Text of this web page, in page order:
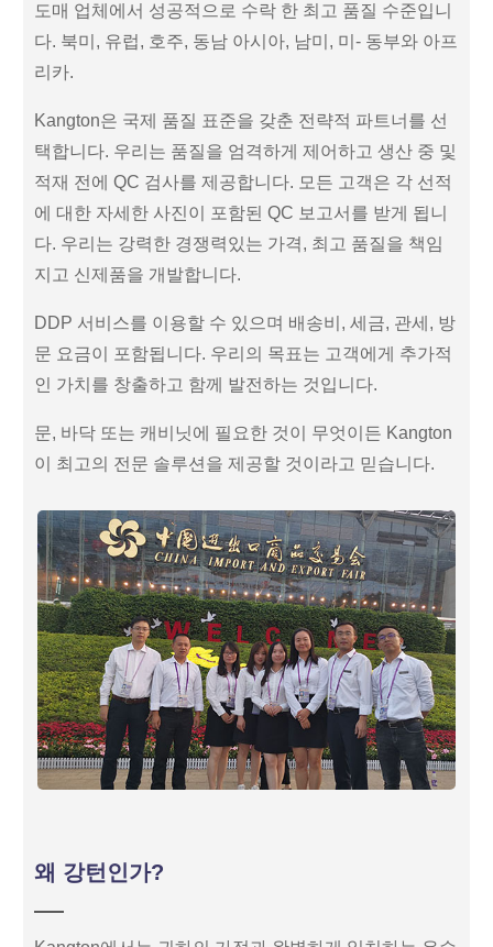
도매 업체에서 성공적으로 수락 한 최고 품질 수준입니
다. 북미, 유럽, 호주, 동남 아시아, 남미, 미- 동부와 아프
리카.
Kangton은 국제 품질 표준을 갖춘 전략적 파트너를 선
택합니다. 우리는 품질을 엄격하게 제어하고 생산 중 및
적재 전에 QC 검사를 제공합니다. 모든 고객은 각 선적
에 대한 자세한 사진이 포함된 QC 보고서를 받게 됩니
다. 우리는 강력한 경쟁력있는 가격, 최고 품질을 책임
지고 신제품을 개발합니다.
DDP 서비스를 이용할 수 있으며 배송비, 세금, 관세, 방
문 요금이 포함됩니다. 우리의 목표는 고객에게 추가적
인 가치를 창출하고 함께 발전하는 것입니다.
문, 바닥 또는 캐비닛에 필요한 것이 무엇이든 Kangton
이 최고의 전문 솔루션을 제공할 것이라고 믿습니다.
왜 강턴인가?